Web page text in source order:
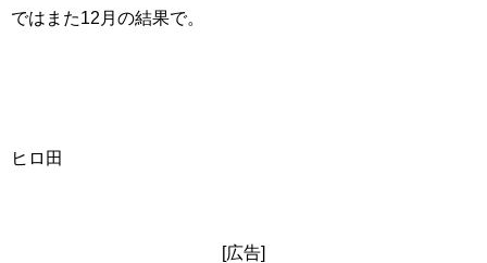
ではまた12月の結果で。
ヒロ田
[広告]